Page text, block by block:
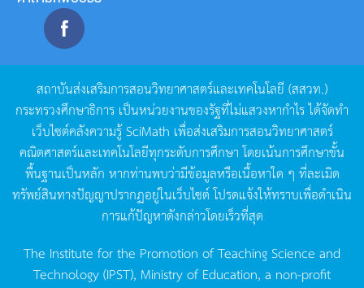
สถาบันส่งเสริมการสอนวิทยาศาสตร์และเทคโนโลยี (สสวท.)
กระทรวงศึกษาธิการ เป็นหน่วยงานของรัฐที่ไม่แสวงหากำไรได้จัดทำ
เว็บไซต์คลังความรู้SciMath เพื่อส่งเสริมการสอนวิทยาศาสตร์
คณิตศาสตร์และเทคโนโลยีทุกระดับการศึกษา โดยเน้นการศึกษาขั้น
พื้นฐานเป็นหลัก หากท่านพบว่ามีข้อมูลหรือเนื้อหาใด ๆ ที่ละเมิด
ทรัพย์สินทางปัญญาปรากฏอยู่ในเว็บไซต์โปรดแจ้งให้ทราบเพื่อดำเนิน
การแก้ปัญหาดังกล่าวโดยเร็วที่สุด
The Institute for the Promotion of Teaching Science and
Technology (IPST), Ministry of Education, a non-profit